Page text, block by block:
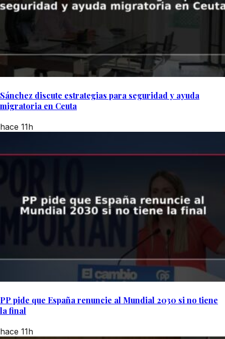
Sánchez discute estrategias para seguridad y ayuda
migratoria en Ceuta
hace 11h
PP pide que España renuncie al Mundial 2030 si no tiene
la final
hace 11h